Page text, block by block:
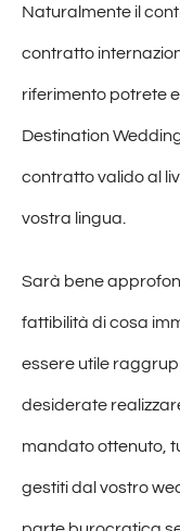
Naturalmente il
contratto
riferimento potrete
Destination
contratto valido al
vostra lingua.
Sarà bene
fattibilità di cosa
essere utile
desiderate
mandato ottenuto,
gestiti dal vostro